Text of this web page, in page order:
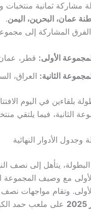
مشاركة ثمانية منتخبات
عمان، البحرين، اليمن.
المشاركة إلى
الأولى: قطر،
الثانية: العراق،
بلقاءين في اليوم
الثانية، فيما يلتقي
وجدول الأدوار النهائية
البطولة، يتأهل إلى
مع وصيف المجموعة
وتقام مواجهات نصف
على ملعب حمد